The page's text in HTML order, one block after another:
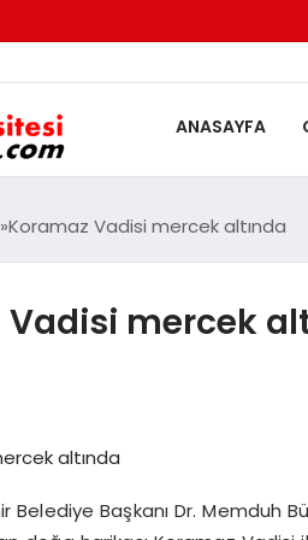
ANASAYFA
Koramaz Vadisi mercek altında
mercek
Belediye Başkanı Dr. Memduh